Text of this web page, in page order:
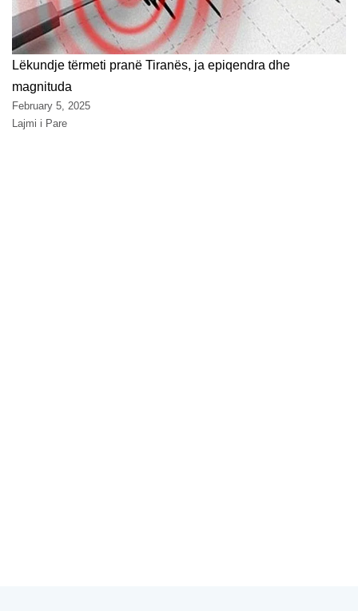
Lëkundje tërmeti pranë Tiranës, ja epiqendra dhe
magnituda
February 5, 2025
Lajmi i Pare